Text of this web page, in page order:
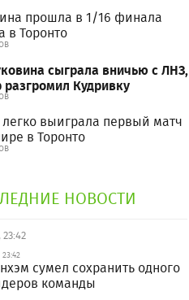
прошла в 1/16 финала
в Торонто
сыграла вничью с ЛНЗ,
Кудривку
легко выиграла первый матч
в Торонто
НОВОСТИ
23:42
сумел сохранить одного
команды